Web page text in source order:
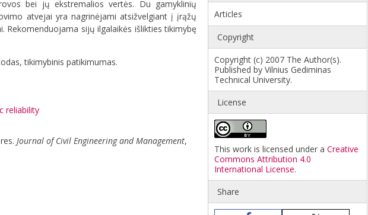
bei jų ekstremalios vertės. Du gamyklinių
atvejai yra nagrinėjami atsižvelgiant į įrąžų
sijų ilgalaikės išlikties tikimybę
tikimybinis patikimumas.
reliability
Journal of Civil Engineering and Management,
Articles
Copyright
Copyright (c) 2007 The Author(s).
Published by Vilnius Gediminas
Technical University.
License
This work is licensed under aCreative
Commons Attribution 4.0
International License.
Share